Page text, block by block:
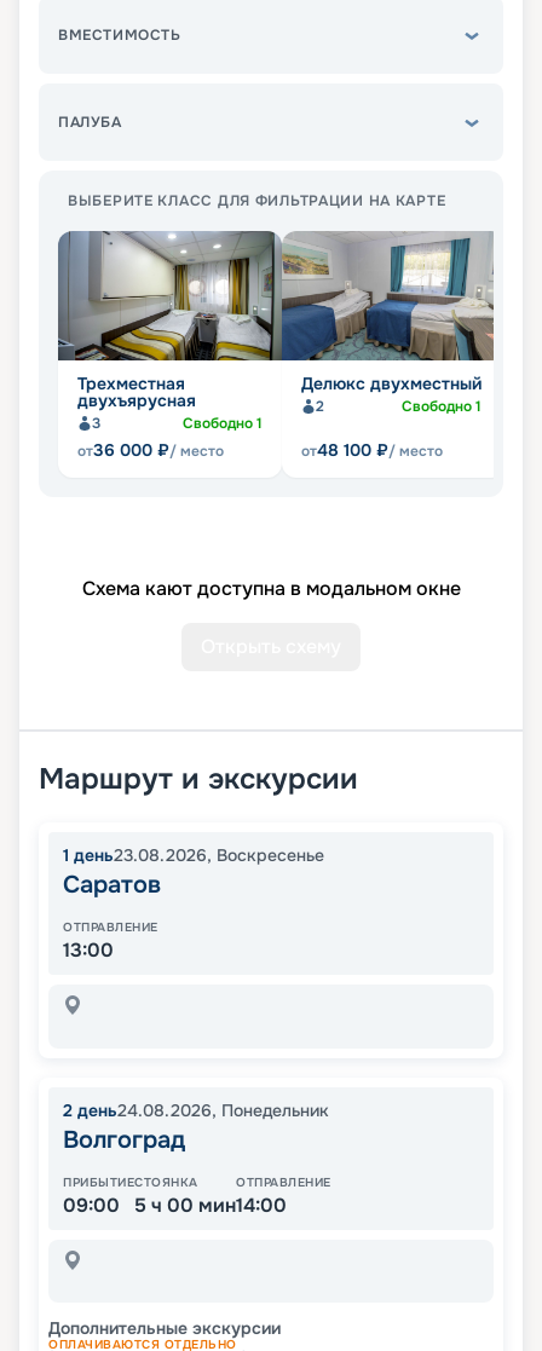
ВМЕСТИМОСТЬ
ПАЛУБА
ВЫБЕРИТЕ КЛАСС ДЛЯ ФИЛЬТРАЦИИ НА КАРТЕ
Трехместная
двухъярусная
3 Свободно1
от36 000 ₽/ место
Делюкс двухместный
2 Свободно1
от48 100 ₽/ место
Схема кают доступна в модальном окне
Маршрут и экскурсии
1 день23.08.2026, Воскресенье
Саратов
ОТПРАВЛЕНИЕ
13:00
2 день24.08.2026, Понедельник
Волгоград
ПРИБЫТИЕ
09:00
СТОЯНКА
5 ч 00 мин
ОТПРАВЛЕНИЕ
14:00
Дополнительные экскурсии
ОПЛАЧИВАЮТСЯ ОТДЕЛЬНО